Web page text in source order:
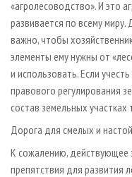
«агролесоводство». И это
развивается по всему
важно, чтобы
элементы ему нужны от
и использовать. Если
правового регулирования
состав земельных
Дорога для смелых и
К сожалению, действующее
препятствия для развития